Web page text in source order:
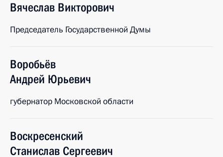
Вячеслав Викторович
Председатель Государственной Думы
Воробьёв
Андрей Юрьевич
губернатор Московской области
Воскресенский
Станислав Сергеевич